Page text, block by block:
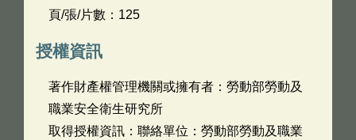
頁/張/片數：125
授權資訊
著作財產權管理機關或擁有者：勞動部勞動及
職業安全衛生研究所
取得授權資訊：聯絡單位：勞動部勞動及職業